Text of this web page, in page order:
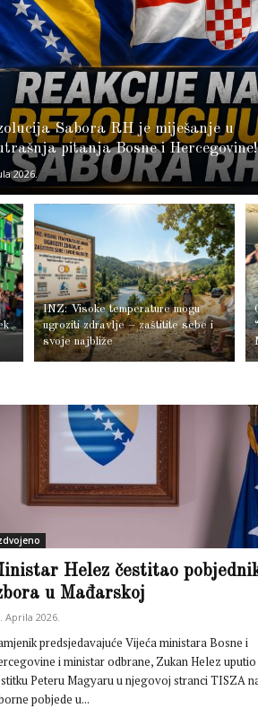
Sabora RH je miješanje u
pitanja Bosne i Hercegovine!
2026.
INZ: Visoke temperature mogu
ugroziti zdravlje – zaštitite sebe i
svoje najbliže
Helez čestitao
u Mađarskoj
Aprila 2026.
predsjedavajuće Vijeća ministara Bosne i
i ministar odbrane, Zukan Helez uputio
Peteru Magyaru u njegovoj stranci TISZA
pobjede u...